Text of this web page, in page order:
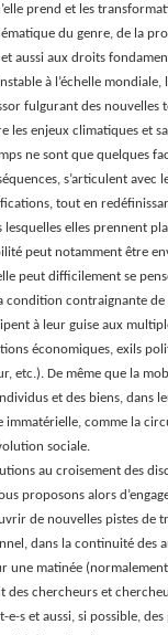
prend et les
du genre, de la
et aussi aux droits
à l’échelle mondiale,
fulgurant des nouvelles
les enjeux climatiques et
ne sont que quelques
s’articulent avec
tout en
lesquelles elles prennent
peut notamment être
peut difficilement se
condition contraignante
à leur guise aux
économiques, exils
etc.). De même que la
et des biens, dans
immatérielle, comme la
sociale.
au croisement des
proposons alors
de nouvelles pistes de
dans la continuité des
une matinée
des chercheurs et
s et aussi, si possible,